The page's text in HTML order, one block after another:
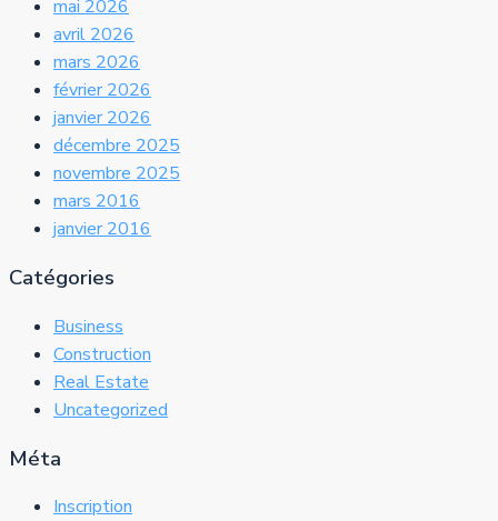
mai 2026
avril 2026
mars 2026
février 2026
janvier 2026
décembre 2025
novembre 2025
mars 2016
janvier 2016
Catégories
Business
Construction
Real Estate
Uncategorized
Méta
Inscription